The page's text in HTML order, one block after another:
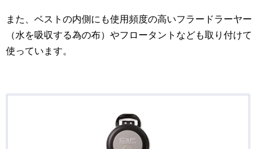
また、ベストの内側にも使用頻度の高いフラードラーヤー
（水を吸収する為の布）やフロータントなども取り付けて
使っています。